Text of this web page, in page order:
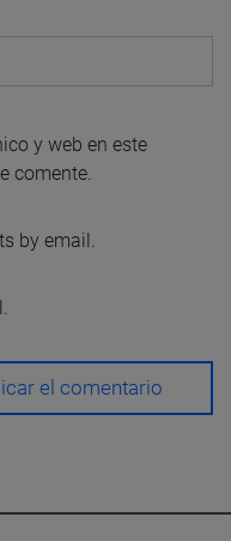
y web en este
comente.
by email.